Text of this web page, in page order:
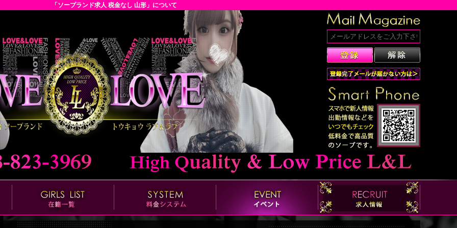
「ソープランド求人 税金なし 山形」について